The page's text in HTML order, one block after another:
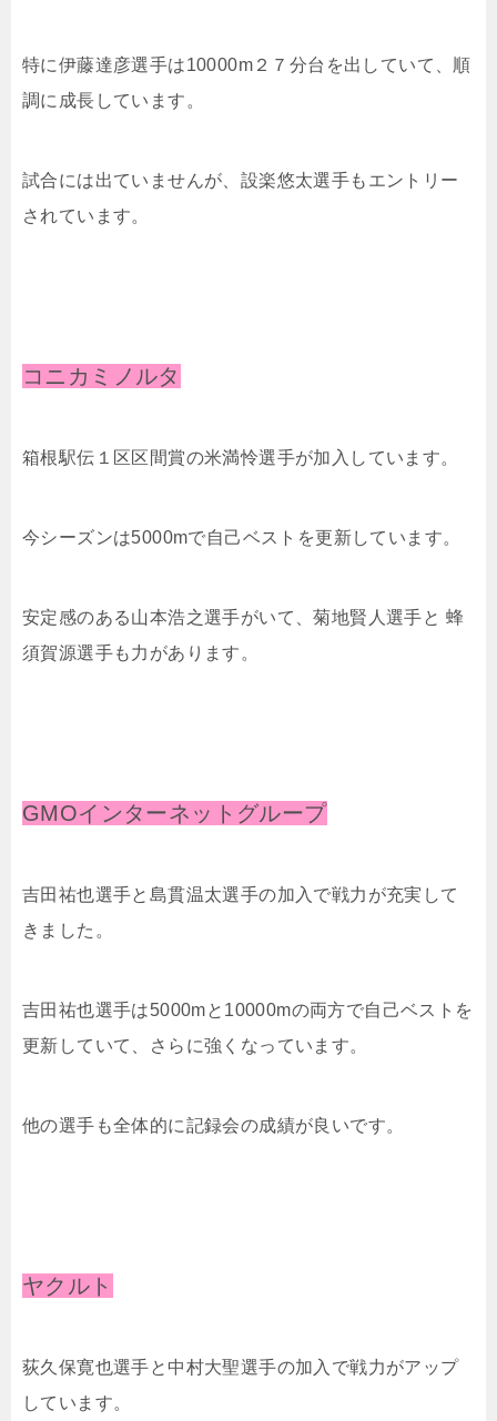
特に伊藤達彦選手は10000m２７分台を出していて、順
調に成長しています。
試合には出ていませんが、設楽悠太選手もエントリー
されています。
コニカミノルタ
箱根駅伝１区区間賞の米満怜選手が加入しています。
今シーズンは5000mで自己ベストを更新しています。
安定感のある⼭本浩之選手がいて、菊地賢⼈選手と 蜂
須賀源選手も力があります。
GMOインターネットグループ
吉⽥祐也選手と島貫温太選手の加入で戦力が充実して
きました。
吉⽥祐也選手は5000mと10000mの両方で自己ベストを
更新していて、さらに強くなっています。
他の選手も全体的に記録会の成績が良いです。
ヤクルト
荻久保寛也選手と中村⼤聖選手の加入で戦力がアップ
しています。